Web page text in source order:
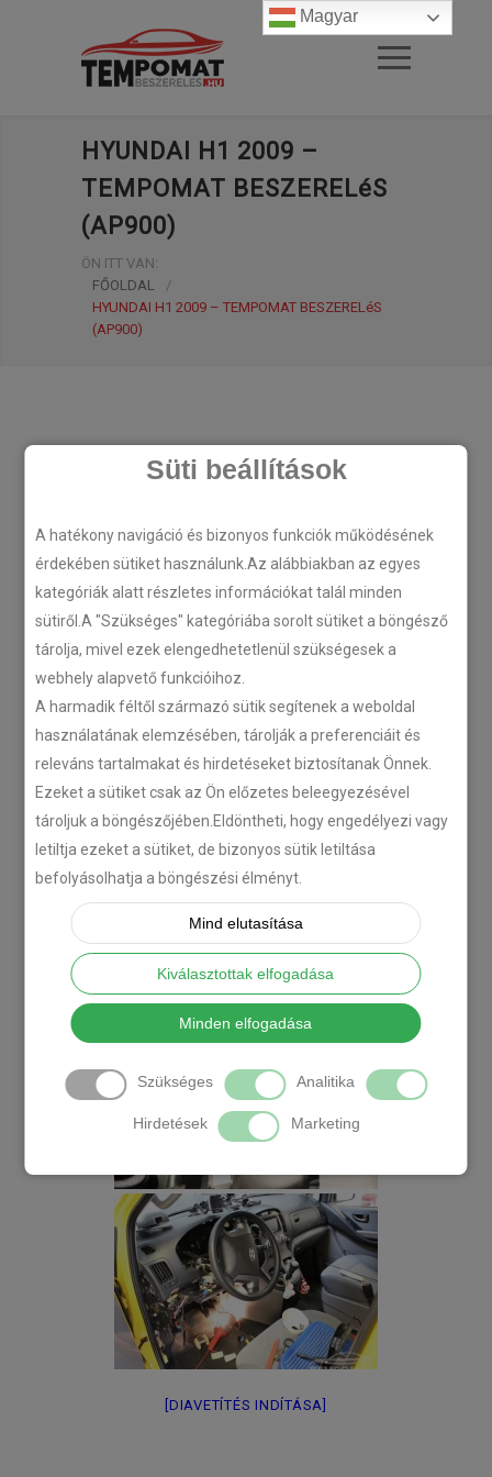
Süti beállítások
A hatékony navigáció és bizonyos funkciók működésének
érdekében sütiket használunk.Az alábbiakban az egyes
kategóriák alatt részletes információkat talál minden
sütiről.A "Szükséges" kategóriába sorolt sütiket a böngésző
tárolja, mivel ezek elengedhetetlenül szükségesek a
webhely alapvető funkcióihoz.
A harmadik féltől származó sütik segítenek a weboldal
használatának elemzésében, tárolják a preferenciáit és
releváns tartalmakat és hirdetéseket biztosítanak Önnek.
Ezeket a sütiket csak az Ön előzetes beleegyezésével
tároljuk a böngészőjében.Eldöntheti, hogy engedélyezi vagy
letiltja ezeket a sütiket, de bizonyos sütik letiltása
befolyásolhatja a böngészési élményt.
Mind elutasítása
Kiválasztottak elfogadása
Minden elfogadása
Szükséges Analitika
Hirdetések Marketing
HYUNDAI H1 2009 –
TEMPOMAT BESZERELéS
(AP900)
ÖN ITT VAN:
FŐOLDAL
/
HYUNDAI H1 2009 – TEMPOMAT BESZERELéS
(AP900)
[DIAVETÍTÉS INDÍTÁSA]
Magyar